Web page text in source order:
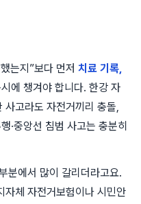
는지”보다 먼저 치료 기록,
에 챙겨야 합니다. 한강 자
사고라도 자전거끼리 충돌,
·중앙선 침범 사고는 충분히
분에서 많이 갈리더라고요.
자체 자전거보험이나 시민안